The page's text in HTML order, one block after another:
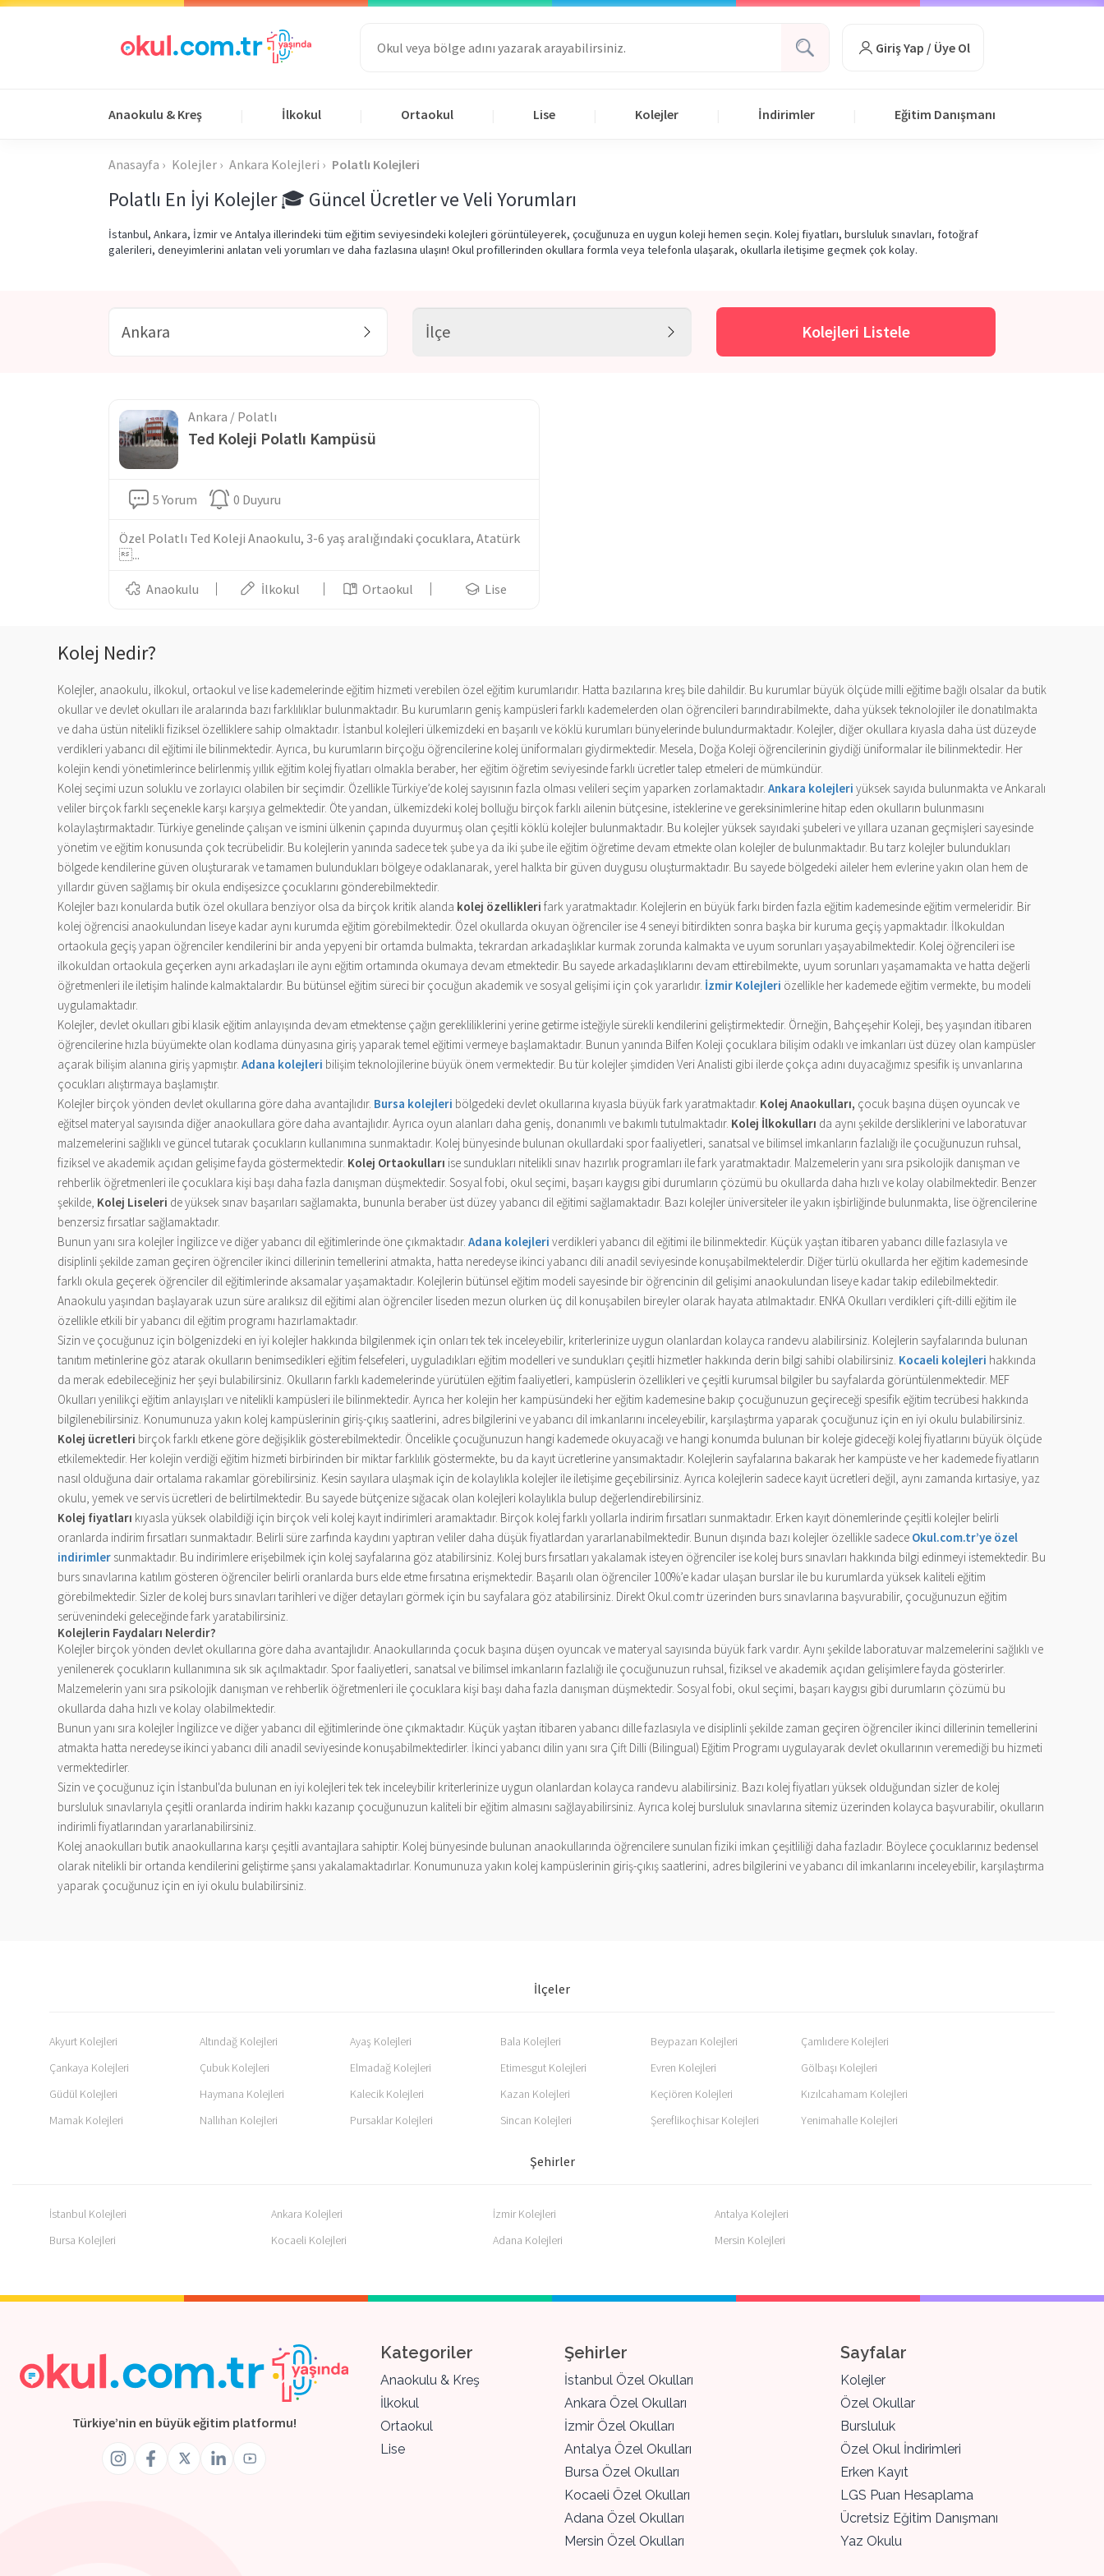
Giriş Yap / Üye Ol
Anaokulu & Kreş İlkokul Ortaokul Lise Kolejler İndirimler Eğitim Danışmanı
Anasayfa Kolejler Ankara Kolejleri Polatlı Kolejleri
Polatlı En İyi Kolejler 🎓 Güncel Ücretler ve Veli Yorumları
İstanbul, Ankara, İzmir ve Antalya illerindeki tüm eğitim seviyesindeki kolejleri görüntüleyerek, çocuğunuza en uygun koleji hemen seçin. Kolej fiyatları, bursluluk sınavları, fotoğraf
galerileri, deneyimlerini anlatan veli yorumları ve daha fazlasına ulaşın! Okul profillerinden okullara formla veya telefonla ulaşarak, okullarla iletişime geçmek çok kolay.
Kolejleri Listele
Ankara / Polatlı
Ted Koleji Polatlı Kampüsü
5 Yorum 0 Duyuru
Özel Polatlı Ted Koleji Anaokulu, 3-6 yaş aralığındaki çocuklara, Atatürk
...
Anaokulu İlkokul Ortaokul Lise
Kolej Nedir?
Kolejler, anaokulu, ilkokul, ortaokul ve lise kademelerinde eğitim hizmeti verebilen özel eğitim kurumlarıdır. Hatta bazılarına kreş bile dahildir. Bu kurumlar büyük ölçüde milli eğitime bağlı olsalar da butik
okullar ve devlet okulları ile aralarında bazı farklılıklar bulunmaktadır. Bu kurumların geniş kampüsleri farklı kademelerden olan öğrencileri barındırabilmekte, daha yüksek teknolojiler ile donatılmakta
ve daha üstün nitelikli fiziksel özelliklere sahip olmaktadır. İstanbul kolejleri ülkemizdeki en başarılı ve köklü kurumları bünyelerinde bulundurmaktadır. Kolejler, diğer okullara kıyasla daha üst düzeyde
verdikleri yabancı dil eğitimi ile bilinmektedir. Ayrıca, bu kurumların birçoğu öğrencilerine kolej üniformaları giydirmektedir. Mesela, Doğa Koleji öğrencilerinin giydiği üniformalar ile bilinmektedir. Her
kolejin kendi yönetimlerince belirlenmiş yıllık eğitim kolej fiyatları olmakla beraber, her eğitim öğretim seviyesinde farklı ücretler talep etmeleri de mümkündür.
Kolej seçimi uzun soluklu ve zorlayıcı olabilen bir seçimdir. Özellikle Türkiye’de kolej sayısının fazla olması velileri seçim yaparken zorlamaktadır. Ankara kolejleri yüksek sayıda bulunmakta ve Ankaralı
veliler birçok farklı seçenekle karşı karşıya gelmektedir. Öte yandan, ülkemizdeki kolej bolluğu birçok farklı ailenin bütçesine, isteklerine ve gereksinimlerine hitap eden okulların bulunmasını
kolaylaştırmaktadır. Türkiye genelinde çalışan ve ismini ülkenin çapında duyurmuş olan çeşitli köklü kolejler bulunmaktadır. Bu kolejler yüksek sayıdaki şubeleri ve yıllara uzanan geçmişleri sayesinde
yönetim ve eğitim konusunda çok tecrübelidir. Bu kolejlerin yanında sadece tek şube ya da iki şube ile eğitim öğretime devam etmekte olan kolejler de bulunmaktadır. Bu tarz kolejler bulundukları
bölgede kendilerine güven oluşturarak ve tamamen bulundukları bölgeye odaklanarak, yerel halkta bir güven duygusu oluşturmaktadır. Bu sayede bölgedeki aileler hem evlerine yakın olan hem de
yıllardır güven sağlamış bir okula endişesizce çocuklarını gönderebilmektedir.
Kolejler bazı konularda butik özel okullara benziyor olsa da birçok kritik alanda kolej özellikleri fark yaratmaktadır. Kolejlerin en büyük farkı birden fazla eğitim kademesinde eğitim vermeleridir. Bir
kolej öğrencisi anaokulundan liseye kadar aynı kurumda eğitim görebilmektedir. Özel okullarda okuyan öğrenciler ise 4 seneyi bitirdikten sonra başka bir kuruma geçiş yapmaktadır. İlkokuldan
ortaokula geçiş yapan öğrenciler kendilerini bir anda yepyeni bir ortamda bulmakta, tekrardan arkadaşlıklar kurmak zorunda kalmakta ve uyum sorunları yaşayabilmektedir. Kolej öğrencileri ise
ilkokuldan ortaokula geçerken aynı arkadaşları ile aynı eğitim ortamında okumaya devam etmektedir. Bu sayede arkadaşlıklarını devam ettirebilmekte, uyum sorunları yaşamamakta ve hatta değerli
öğretmenleri ile iletişim halinde kalmaktalardır. Bu bütünsel eğitim süreci bir çocuğun akademik ve sosyal gelişimi için çok yararlıdır. İzmir Kolejleri özellikle her kademede eğitim vermekte, bu modeli
uygulamaktadır.
Kolejler, devlet okulları gibi klasik eğitim anlayışında devam etmektense çağın gerekliliklerini yerine getirme isteğiyle sürekli kendilerini geliştirmektedir. Örneğin, Bahçeşehir Koleji, beş yaşından itibaren
öğrencilerine hızla büyümekte olan kodlama dünyasına giriş yaparak temel eğitimi vermeye başlamaktadır. Bunun yanında Bilfen Koleji çocuklara bilişim odaklı ve imkanları üst düzey olan kampüsler
açarak bilişim alanına giriş yapmıştır. Adana kolejleri bilişim teknolojilerine büyük önem vermektedir. Bu tür kolejler şimdiden Veri Analisti gibi ilerde çokça adını duyacağımız spesifik iş unvanlarına
çocukları alıştırmaya başlamıştır.
Kolejler birçok yönden devlet okullarına göre daha avantajlıdır. Bursa kolejleri bölgedeki devlet okullarına kıyasla büyük fark yaratmaktadır. Kolej Anaokulları, çocuk başına düşen oyuncak ve
eğitsel materyal sayısında diğer anaokullara göre daha avantajlıdır. Ayrıca oyun alanları daha geniş, donanımlı ve bakımlı tutulmaktadır. Kolej İlkokulları da aynı şekilde dersliklerini ve laboratuvar
malzemelerini sağlıklı ve güncel tutarak çocukların kullanımına sunmaktadır. Kolej bünyesinde bulunan okullardaki spor faaliyetleri, sanatsal ve bilimsel imkanların fazlalığı ile çocuğunuzun ruhsal,
fiziksel ve akademik açıdan gelişime fayda göstermektedir. Kolej Ortaokulları ise sundukları nitelikli sınav hazırlık programları ile fark yaratmaktadır. Malzemelerin yanı sıra psikolojik danışman ve
rehberlik öğretmenleri ile çocuklara kişi başı daha fazla danışman düşmektedir. Sosyal fobi, okul seçimi, başarı kaygısı gibi durumların çözümü bu okullarda daha hızlı ve kolay olabilmektedir. Benzer
şekilde, Kolej Liseleri de yüksek sınav başarıları sağlamakta, bununla beraber üst düzey yabancı dil eğitimi sağlamaktadır. Bazı kolejler üniversiteler ile yakın işbirliğinde bulunmakta, lise öğrencilerine
benzersiz fırsatlar sağlamaktadır.
Bunun yanı sıra kolejler İngilizce ve diğer yabancı dil eğitimlerinde öne çıkmaktadır. Adana kolejleri verdikleri yabancı dil eğitimi ile bilinmektedir. Küçük yaştan itibaren yabancı dille fazlasıyla ve
disiplinli şekilde zaman geçiren öğrenciler ikinci dillerinin temellerini atmakta, hatta neredeyse ikinci yabancı dili anadil seviyesinde konuşabilmektelerdir. Diğer türlü okullarda her eğitim kademesinde
farklı okula geçerek öğrenciler dil eğitimlerinde aksamalar yaşamaktadır. Kolejlerin bütünsel eğitim modeli sayesinde bir öğrencinin dil gelişimi anaokulundan liseye kadar takip edilebilmektedir.
Anaokulu yaşından başlayarak uzun süre aralıksız dil eğitimi alan öğrenciler liseden mezun olurken üç dil konuşabilen bireyler olarak hayata atılmaktadır. ENKA Okulları verdikleri çift-dilli eğitim ile
özellikle etkili bir yabancı dil eğitim programı hazırlamaktadır.
Sizin ve çocuğunuz için bölgenizdeki en iyi kolejler hakkında bilgilenmek için onları tek tek inceleyebilir, kriterlerinize uygun olanlardan kolayca randevu alabilirsiniz. Kolejlerin sayfalarında bulunan
tanıtım metinlerine göz atarak okulların benimsedikleri eğitim felsefeleri, uyguladıkları eğitim modelleri ve sundukları çeşitli hizmetler hakkında derin bilgi sahibi olabilirsiniz. Kocaeli kolejleri hakkında
da merak edebileceğiniz her şeyi bulabilirsiniz. Okulların farklı kademelerinde yürütülen eğitim faaliyetleri, kampüslerin özellikleri ve çeşitli kurumsal bilgiler bu sayfalarda görüntülenmektedir. MEF
Okulları yenilikçi eğitim anlayışları ve nitelikli kampüsleri ile bilinmektedir. Ayrıca her kolejin her kampüsündeki her eğitim kademesine bakıp çocuğunuzun geçireceği spesifik eğitim tecrübesi hakkında
bilgilenebilirsiniz. Konumunuza yakın kolej kampüslerinin giriş-çıkış saatlerini, adres bilgilerini ve yabancı dil imkanlarını inceleyebilir, karşılaştırma yaparak çocuğunuz için en iyi okulu bulabilirsiniz.
Kolej ücretleri birçok farklı etkene göre değişiklik gösterebilmektedir. Öncelikle çocuğunuzun hangi kademede okuyacağı ve hangi konumda bulunan bir koleje gideceği kolej fiyatlarını büyük ölçüde
etkilemektedir. Her kolejin verdiği eğitim hizmeti birbirinden bir miktar farklılık göstermekte, bu da kayıt ücretlerine yansımaktadır. Kolejlerin sayfalarına bakarak her kampüste ve her kademede fiyatların
nasıl olduğuna dair ortalama rakamlar görebilirsiniz. Kesin sayılara ulaşmak için de kolaylıkla kolejler ile iletişime geçebilirsiniz. Ayrıca kolejlerin sadece kayıt ücretleri değil, aynı zamanda kırtasiye, yaz
okulu, yemek ve servis ücretleri de belirtilmektedir. Bu sayede bütçenize sığacak olan kolejleri kolaylıkla bulup değerlendirebilirsiniz.
Kolej fiyatları kıyasla yüksek olabildiği için birçok veli kolej kayıt indirimleri aramaktadır. Birçok kolej farklı yollarla indirim fırsatları sunmaktadır. Erken kayıt dönemlerinde çeşitli kolejler belirli
oranlarda indirim fırsatları sunmaktadır. Belirli süre zarfında kaydını yaptıran veliler daha düşük fiyatlardan yararlanabilmektedir. Bunun dışında bazı kolejler özellikle sadece Okul.com.tr’ye özel
indirimler sunmaktadır. Bu indirimlere erişebilmek için kolej sayfalarına göz atabilirsiniz. Kolej burs fırsatları yakalamak isteyen öğrenciler ise kolej burs sınavları hakkında bilgi edinmeyi istemektedir. Bu
burs sınavlarına katılım gösteren öğrenciler belirli oranlarda burs elde etme fırsatına erişmektedir. Başarılı olan öğrenciler 100%’e kadar ulaşan burslar ile bu kurumlarda yüksek kaliteli eğitim
görebilmektedir. Sizler de kolej burs sınavları tarihleri ve diğer detayları görmek için bu sayfalara göz atabilirsiniz. Direkt Okul.com.tr üzerinden burs sınavlarına başvurabilir, çocuğunuzun eğitim
serüvenindeki geleceğinde fark yaratabilirsiniz.
Kolejlerin Faydaları Nelerdir?
Kolejler birçok yönden devlet okullarına göre daha avantajlıdır. Anaokullarında çocuk başına düşen oyuncak ve materyal sayısında büyük fark vardır. Aynı şekilde laboratuvar malzemelerini sağlıklı ve
yenilenerek çocukların kullanımına sık sık açılmaktadır. Spor faaliyetleri, sanatsal ve bilimsel imkanların fazlalığı ile çocuğunuzun ruhsal, fiziksel ve akademik açıdan gelişimlere fayda gösterirler.
Malzemelerin yanı sıra psikolojik danışman ve rehberlik öğretmenleri ile çocuklara kişi başı daha fazla danışman düşmektedir. Sosyal fobi, okul seçimi, başarı kaygısı gibi durumların çözümü bu
okullarda daha hızlı ve kolay olabilmektedir.
Bunun yanı sıra kolejler İngilizce ve diğer yabancı dil eğitimlerinde öne çıkmaktadır. Küçük yaştan itibaren yabancı dille fazlasıyla ve disiplinli şekilde zaman geçiren öğrenciler ikinci dillerinin temellerini
atmakta hatta neredeyse ikinci yabancı dili anadil seviyesinde konuşabilmektedirler. İkinci yabancı dilin yanı sıra Çift Dilli (Bilingual) Eğitim Programı uygulayarak devlet okullarının veremediği bu hizmeti
vermektedirler.
Sizin ve çocuğunuz için İstanbul'da bulunan en iyi kolejleri tek tek inceleybilir kriterlerinize uygun olanlardan kolayca randevu alabilirsiniz. Bazı kolej fiyatları yüksek olduğundan sizler de kolej
bursluluk sınavlarıyla çeşitli oranlarda indirim hakkı kazanıp çocuğunuzun kaliteli bir eğitim almasını sağlayabilirsiniz. Ayrıca kolej bursluluk sınavlarına sitemiz üzerinden kolayca başvurabilir, okulların
indirimli fiyatlarından yararlanabilirsiniz.
Kolej anaokulları butik anaokullarına karşı çeşitli avantajlara sahiptir. Kolej bünyesinde bulunan anaokullarında öğrencilere sunulan fiziki imkan çeşitliliği daha fazladır. Böylece çocuklarınız bedensel
olarak nitelikli bir ortanda kendilerini geliştirme şansı yakalamaktadırlar. Konumunuza yakın kolej kampüslerinin giriş-çıkış saatlerini, adres bilgilerini ve yabancı dil imkanlarını inceleyebilir, karşılaştırma
yaparak çocuğunuz için en iyi okulu bulabilirsiniz.
İlçeler
Akyurt Kolejleri Altındağ Kolejleri Ayaş Kolejleri Bala Kolejleri Beypazarı Kolejleri
Çamlıdere Kolejleri
Çankaya Kolejleri
Çubuk Kolejleri Elmadağ Kolejleri Etimesgut Kolejleri Evren Kolejleri
Gölbaşı Kolejleri
Güdül Kolejleri
Haymana Kolejleri Kalecik Kolejleri Kazan Kolejleri Keçiören Kolejleri
Kızılcahamam Kolejleri
Mamak Kolejleri
Nallıhan Kolejleri Pursaklar Kolejleri Sincan Kolejleri Şereflikoçhisar Kolejleri Yenimahalle Kolejleri
Şehirler
İstanbul Kolejleri Ankara Kolejleri İzmir Kolejleri
Antalya Kolejleri
Bursa Kolejleri
Kocaeli Kolejleri Adana Kolejleri Mersin Kolejleri
Türkiye’nin en büyük eğitim platformu!
Kategoriler
Anaokulu & Kreş
İlkokul
Ortaokul
Lise
Şehirler
İstanbul Özel Okulları
Ankara Özel Okulları
İzmir Özel Okulları
Antalya Özel Okulları
Bursa Özel Okulları
Kocaeli Özel Okulları
Adana Özel Okulları
Mersin Özel Okulları
Sayfalar
Kolejler
Özel Okullar
Bursluluk
Özel Okul İndirimleri
Erken Kayıt
LGS Puan Hesaplama
Ücretsiz Eğitim Danışmanı
Yaz Okulu